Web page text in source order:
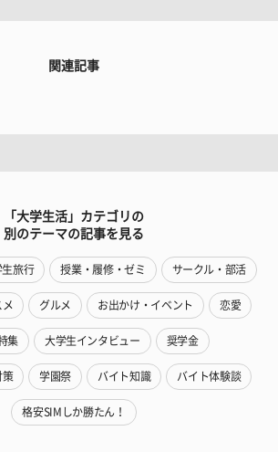
関連記事
「大学生活」カテゴリの
別のテーマの記事を見る
生旅行 授業・履修・ゼミ サークル・部活
グルメ お出かけ・イベント 恋愛
集 大学生インタビュー 奨学金
策 学園祭 バイト知識 バイト体験談
格安SIMしか勝たん！